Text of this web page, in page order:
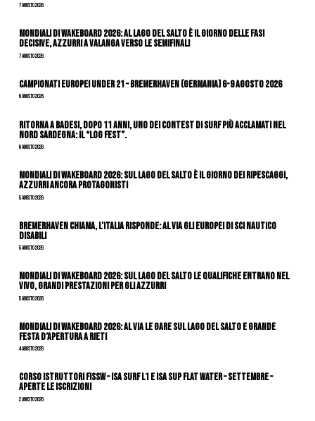
7 Agosto 2026
Mondiali di Wakeboard 2026: al Lago del Salto è il giorno delle fasi
decisive, azzurri a valanga verso le semifinali
7 Agosto 2026
Campionati Europei Under 21 – Bremerhaven (Germania) 6-9 agosto 2026
6 Agosto 2026
Ritorna a Badesi, dopo 11 anni, uno dei contest di surf più acclamati nel
nord Sardegna: il “Log Fest”.
6 Agosto 2026
Mondiali di Wakeboard 2026: sul Lago del Salto è il giorno dei ripescaggi,
azzurri ancora protagonisti
5 Agosto 2026
Bremerhaven chiama, l’Italia risponde: al via gli Europei di Sci Nautico
Disabili
5 Agosto 2026
Mondiali di Wakeboard 2026: sul Lago del Salto le qualifiche entrano nel
vivo, grandi prestazioni per gli azzurri
5 Agosto 2026
Mondiali di Wakeboard 2026: al via le gare sul Lago del Salto e grande
festa d’apertura a Rieti
4 Agosto 2026
CORSO ISTRUTTORI FISSW – ISA SURF L1 e ISA SUP Flat Water – SETTEMBRE –
APERTE LE ISCRIZIONI
2 Agosto 2026